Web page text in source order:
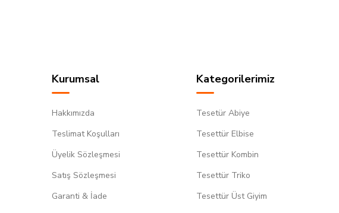
Kurumsal
Hakkımızda
Teslimat Koşulları
Üyelik Sözleşmesi
Satış Sözleşmesi
Garanti & İade
Kategorilerimiz
Tesetür Abiye
Tesettür Elbise
Tesettür Kombin
Tesettür Triko
Tesettür Üst Giyim